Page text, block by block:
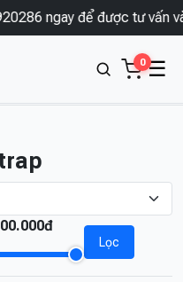
ngay để được tư vấn
0 ☰
Lọc